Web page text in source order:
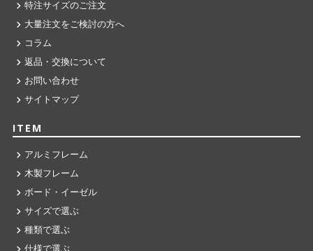
特注サイズのご注文
大量注文をご検討の方へ
コラム
返品・交換について
お問い合わせ
サイトマップ
ITEM
アルミフレーム
木製フレーム
ボード・イーゼル
サイズで選ぶ
種類で選ぶ